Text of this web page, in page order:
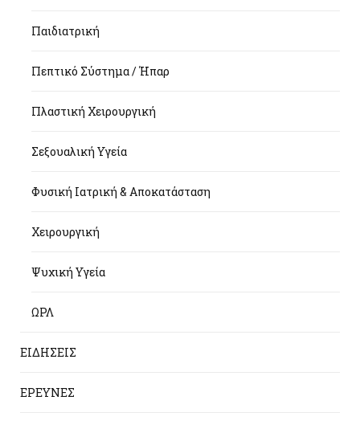
Παιδιατρική
Πεπτικό Σύστημα / Ήπαρ
Πλαστική Χειρουργική
Σεξουαλική Υγεία
Φυσική Ιατρική & Αποκατάσταση
Χειρουργική
Ψυχική Υγεία
ΩΡΛ
ΕΙΔΗΣΕΙΣ
ΕΡΕΥΝΕΣ